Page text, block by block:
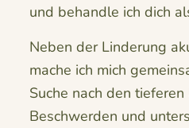
und behandle ich dich
Neben der Linderung
mache ich mich
Suche nach den
Beschwerden und